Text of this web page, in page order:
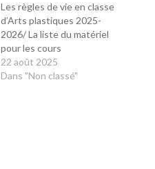
Les règles de vie en classe
d’Arts plastiques 2025-
2026/ La liste du matériel
pour les cours
22 août 2025
Dans "Non classé"